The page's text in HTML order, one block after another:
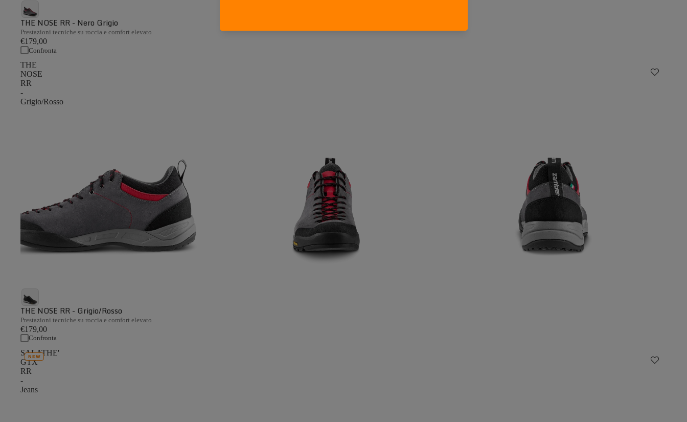
THE NOSE RR - Nero Grigio
Prestazioni tecniche su roccia e comfort elevato
€179,00
Confronta
THE
NOSE
RR
-
Grigio/Rosso
THE NOSE RR - Grigio/Rosso
Prestazioni tecniche su roccia e comfort elevato
€179,00
Confronta
SALATHE'
GTX
RR
-
Jeans
NEW